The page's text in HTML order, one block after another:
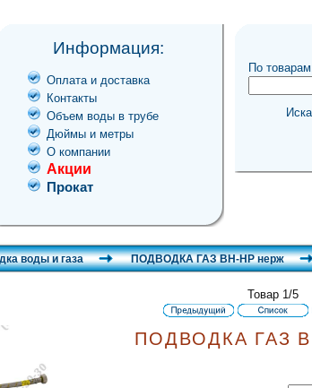
Информация:
Оплата и доставка
Контакты
Объем воды в трубе
Дюймы и метры
О компании
Акции
Прокат
По
воды и газа ПОДВОДКА ГАЗ ВН-НР нерж
Товар 1/5
ПОДВОДКА ГАЗ